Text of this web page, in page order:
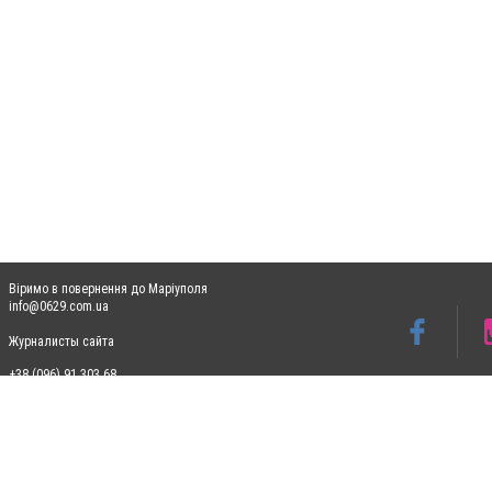
Віримо в повернення до Маріуполя
info@0629.com.ua
Журналисты сайта
+38 (096) 91 303 68